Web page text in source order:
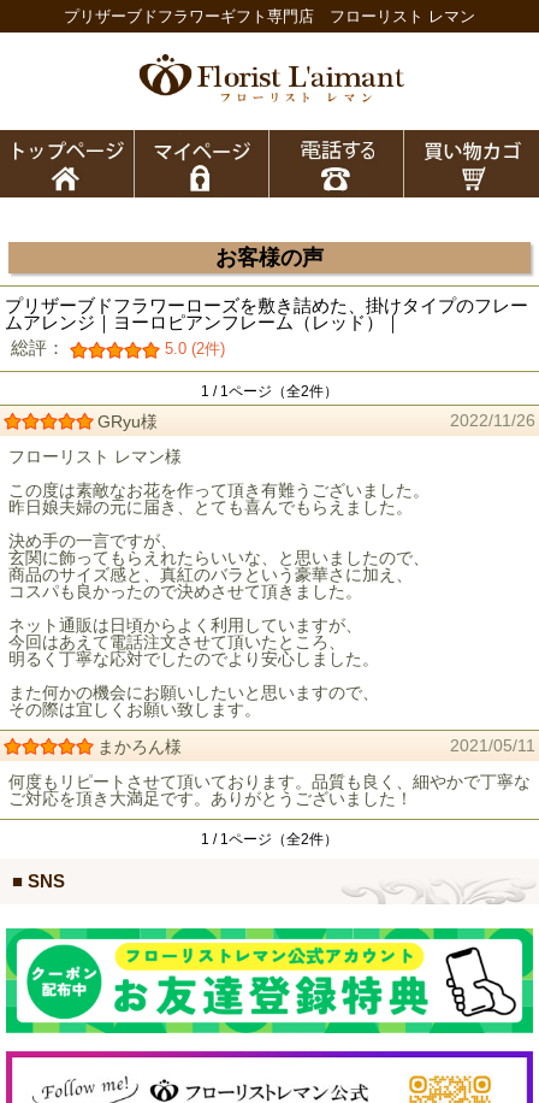
プリザーブドフラワーギフト専門店 フローリスト レマン
お客様の声
プリザーブドフラワーローズを敷き詰めた、掛けタイプのフレー
ムアレンジ｜ヨーロピアンフレーム（レッド）｜
総評：
5.0 (2件)
1 / 1ページ（全2件）
GRyu様
2022/11/26
フローリスト レマン様
この度は素敵なお花を作って頂き有難うございました。
昨日娘夫婦の元に届き、とても喜んでもらえました。
決め手の一言ですが、
玄関に飾ってもらえれたらいいな、と思いましたので、
商品のサイズ感と、真紅のバラという豪華さに加え、
コスパも良かったので決めさせて頂きました。
ネット通販は日頃からよく利用していますが、
今回はあえて電話注文させて頂いたところ、
明るく丁寧な応対でしたのでより安心しました。
また何かの機会にお願いしたいと思いますので、
その際は宜しくお願い致します。
まかろん様
2021/05/11
何度もリピートさせて頂いております。品質も良く、細やかで丁寧な
ご対応を頂き大満足です。ありがとうございました！
1 / 1ページ（全2件）
■ SNS